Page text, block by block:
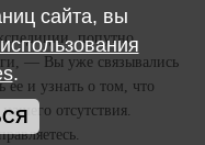
попутно
— Вы уже связывались
ее и узнать о том, что
отсутствия.
сайта, вы
.